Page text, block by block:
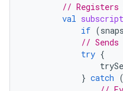
// Registers
val
if (
//
try {
} catch (